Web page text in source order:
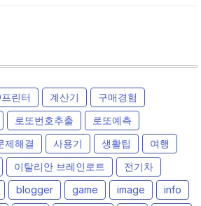
린터 계산기
구매경험
로또번호추출
로또예측
제해결 사용기 생활팁
여행
이탈리안 브레인로트
전기차
blogger game image
info